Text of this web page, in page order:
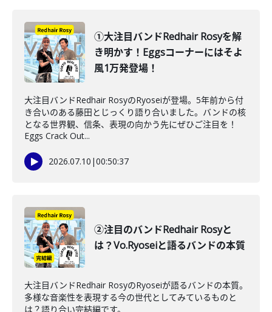
①大注目バンドRedhair Rosyを解
き明かす！Eggsコーナーにはそよ
風1万発登場！
大注目バンドRedhair RosyのRyoseiが登場。5年前から付
き合いのある藤田とじっくり語り合いました。バンドの核
となる世界観、信条、表現の向かう先にぜひご注目を！
Eggs Crack Out...
2026.07.10 |00:50:37
②注目のバンドRedhair Rosyと
は？Vo.Ryoseiと語るバンドの本質
大注目バンドRedhair RosyのRyoseiが語るバンドの本質。
多様な音楽性を表現する今の世代としてみているものと
は？語り合い完結編です。